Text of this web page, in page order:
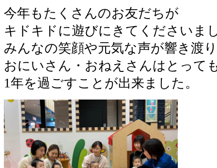
今年もたくさんのお友だちが
キドキドに遊びにきてくださいま
みんなの笑顔や元気な声が響き渡
おにいさん・おねえさんはとって
1年を過ごすことが出来ました。